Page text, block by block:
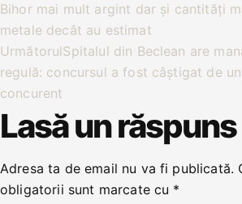
Bihor mai mult argint dar și cantități
metale decât au estimat
UrmătorulSpitalul din Beclean are
regulă: concursul a fost câștigat de
concurent
Lasă un răspuns
Adresa ta de email nu va fi publicată.
obligatorii sunt marcate cu *